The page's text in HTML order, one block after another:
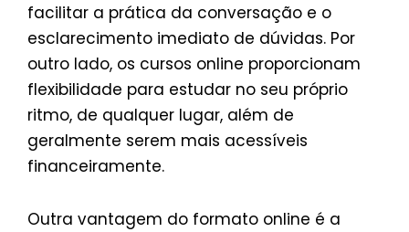
facilitar a prática da conversação e o
esclarecimento imediato de dúvidas. Por
outro lado, os cursos online proporcionam
flexibilidade para estudar no seu próprio
ritmo, de qualquer lugar, além de
geralmente serem mais acessíveis
financeiramente.
Outra vantagem do formato online é a